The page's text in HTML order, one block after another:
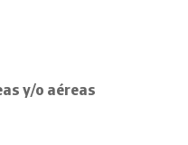
y/o aéreas